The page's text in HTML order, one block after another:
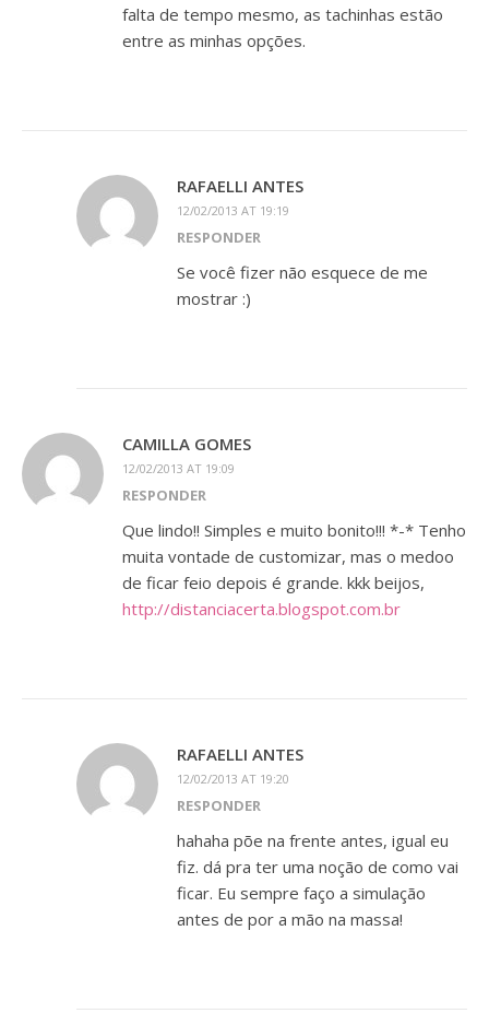
falta de tempo mesmo, as tachinhas estão
entre as minhas opções.
RAFAELLI ANTES
12/02/2013 AT 19:19
RESPONDER
Se você fizer não esquece de me
mostrar :)
CAMILLA GOMES
12/02/2013 AT 19:09
RESPONDER
Que lindo!! Simples e muito bonito!!! *-* Tenho
muita vontade de customizar, mas o medoo
de ficar feio depois é grande. kkk beijos,
http://distanciacerta.blogspot.com.br
RAFAELLI ANTES
12/02/2013 AT 19:20
RESPONDER
hahaha põe na frente antes, igual eu
fiz. dá pra ter uma noção de como vai
ficar. Eu sempre faço a simulação
antes de por a mão na massa!